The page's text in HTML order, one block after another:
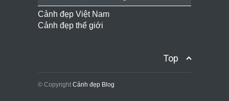
Cảnh đẹp Việt Nam
Cảnh đẹp thế giới
Top
© Copyright Cảnh đẹp Blog